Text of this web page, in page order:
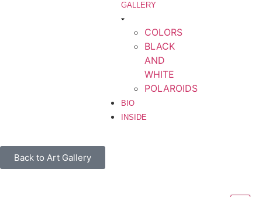
GALLERY
COLORS
BLACK
AND
WHITE
POLAROIDS
BIO
INSIDE
Back to Art Gallery